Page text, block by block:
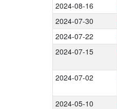
2024-08-16
2024-07-30
2024-07-22
2024-07-15
2024-07-02
2024-05-10